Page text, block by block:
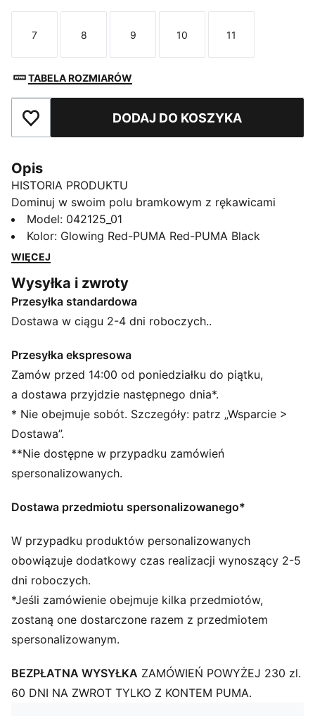
Rozmiar
7
Rozmiar
8
Rozmiar
9
Rozmiar
10
Rozmiar
11
TABELA ROZMIARÓW
Dodaj do ulubionychDODAJ DO KOSZYKA
Opis
HISTORIA PRODUKTU
Dominuj w swoim polu bramkowym z rękawicami
bramkarskimi FUTURE Play NC. Bardzo miękka strona
wewnętrzna pozwala pewnie trzymać piłkę, a
konstrukcja o negatywowym kroju zapewnia naturalne
SZCZEGÓŁY
2 mm bardzo miękka warstwa wewnętrzna
Krój NC (Negative Cut): Ścisłe dopasowanie
Wytłaczany wierzch dłoni zapewnia elastyczność i
większą siłę podczas piąstkowania
Zapięcie na nadgarstek z bocznym wycięciem
ułatwiającym wsuwanie
Pasek na całej długości zapewnia bezpieczne zapięcie
Każdy wiek
Model: 042125_01
Kolor: Glowing Red-PUMA Red-PUMA Black
WIĘCEJ
Wysyłka i zwroty
Przesyłka standardowa
Dostawa w ciągu 2-4 dni roboczych..
Przesyłka ekspresowa
Zamów przed 14:00 od poniedziałku do piątku,
a dostawa przyjdzie następnego dnia*.
* Nie obejmuje sobót. Szczegóły: patrz „Wsparcie >
Dostawa”.
**Nie dostępne w przypadku zamówień
spersonalizowanych.
Dostawa przedmiotu spersonalizowanego*
W przypadku produktów personalizowanych
obowiązuje dodatkowy czas realizacji wynoszący 2-5
dni roboczych.
*Jeśli zamówienie obejmuje kilka przedmiotów,
zostaną one dostarczone razem z przedmiotem
spersonalizowanym.
BEZPŁATNA WYSYŁKA ZAMÓWIEŃ POWYŻEJ 230 zl.
60 DNI NA ZWROT TYLKO Z KONTEM PUMA.